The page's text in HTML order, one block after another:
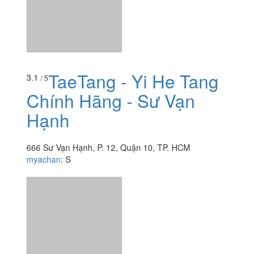
3.1/ 5TaeTang - Yi He Tang
Chính Hãng - Sư Vạn
Hạnh